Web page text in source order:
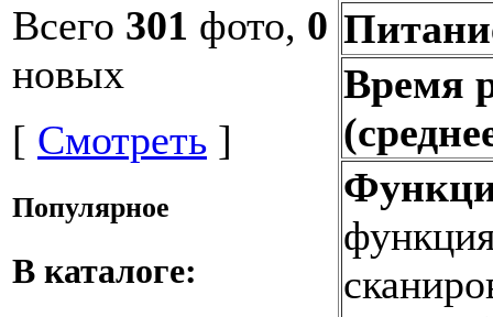
Всего 301 фото, 0
новых
[ Смотреть ]
Популярное
В каталоге:
Время